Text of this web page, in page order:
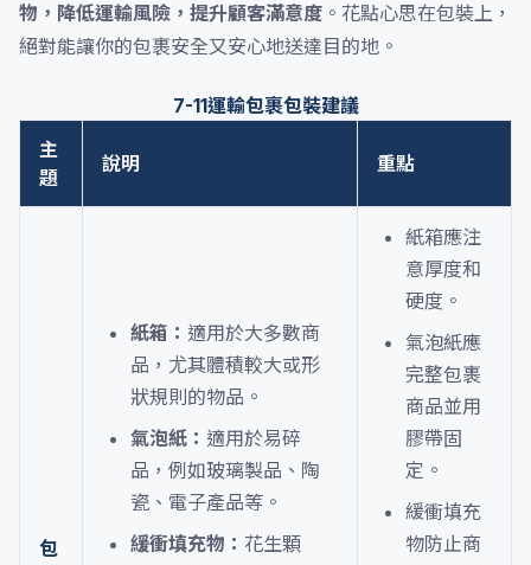
物，降低運輸風險，提升顧客滿意度 。花點心思在包裝上，
絕對能讓你的包裹安全又安心地送達目的地。
7-11運輸包裹包裝建議
主
題
說明 重點
包
紙箱： 適用於大多數商
品，尤其體積較大或形
狀規則的物品。
氣泡紙： 適用於易碎
品，例如玻璃製品、陶
瓷、電子產品等。
緩衝填充物： 花生顆
紙箱應注
意厚度和
硬度。
氣泡紙應
完整包裹
商品並用
膠帶固
定。
緩衝填充
物防止商